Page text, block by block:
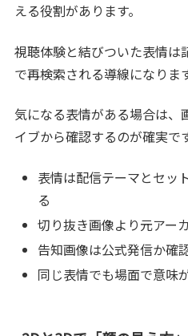
える役割があります。
視聴体験と結びついた表情は
で再検索される導線になりま
気になる表情がある場合は、
イブから確認するのが確実で
表情は配信テーマとセッ
る
切り抜き画像より元アー
告知画像は公式発信か確
同じ表情でも場面で意味